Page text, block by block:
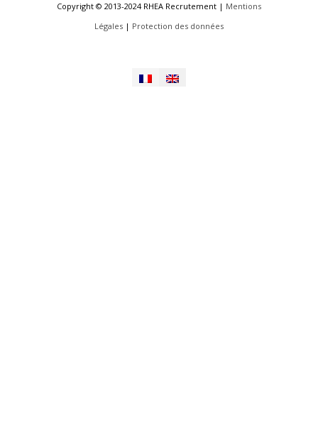
Copyright © 2013-2024 RHEA Recrutement | Mentions
Légales | Protection des données